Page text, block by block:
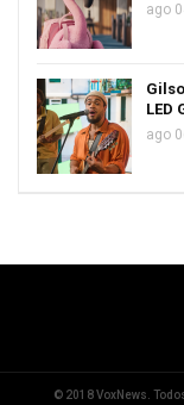
ago
LED
ago
© 2018 VoxNews.